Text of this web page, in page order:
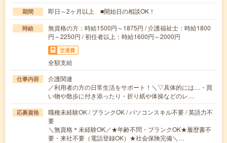
期間 即日～2ヶ月以上 ■開始日の相談OK！
時給
無資格の方：時給1500円～1875円 / 介護福祉士：時給1800
円～2250円 / 初任者以上：時給1600円～2000円
交通費
全額支給
仕事内容
介護関連
／利用者の方の日常生活をサポート！＼▽具体的には…・買
い物や散歩に付き添ったり・折り紙や体操などのレ…
応募資格
職種未経験OK / ブランクOK / パソコンスキル不要 / 英語力不
要
＼無資格＊未経験OK／★年齢不問・ブランクOK★履歴書不
要・来社不要（電話登録OK）★社会保険完備＼…